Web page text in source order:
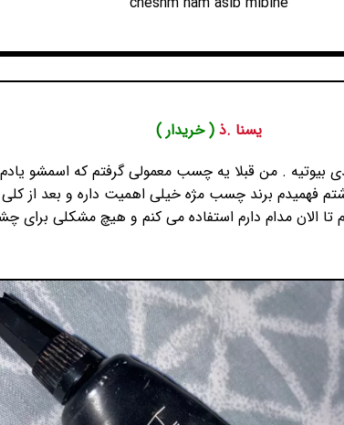
یسنا .ذ ( خریدار )
. من قبلا یه چسب معمولی گرفتم که اسمشو
فهمیدم برند چسب مژه خیلی اهمیت داره و بعد از
الان مدام دارم استفاده می کنم و هیچ مشکلی برای